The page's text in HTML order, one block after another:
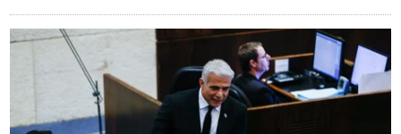
министр обороны Йоав Галант заверил армию, что
сохранит единство командования и оградит
вооруженные силы от «внешнего давления» со
стороны политиков.